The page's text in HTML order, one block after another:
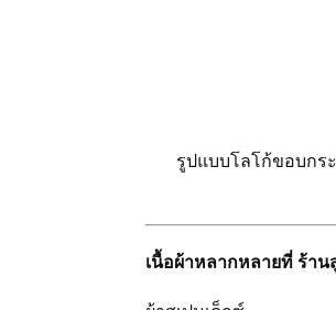
รูปแบบโลโก้ขอบกร
เนื้อผ้าหลากหลายที่ ร้า